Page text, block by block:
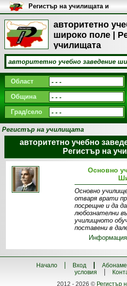
авторитетно
широко поле |
училищата
Регистър на училищата и
университетите в България
Област
Община
Град/село
Регистър на училищата
авторитетно учебно
Регистър на
Основно
Основно
отваря врати
посрещне и да
любознателни
училищното
поставени в
Информация
Начало Вход
условия
2012 - 2026 © Регистър